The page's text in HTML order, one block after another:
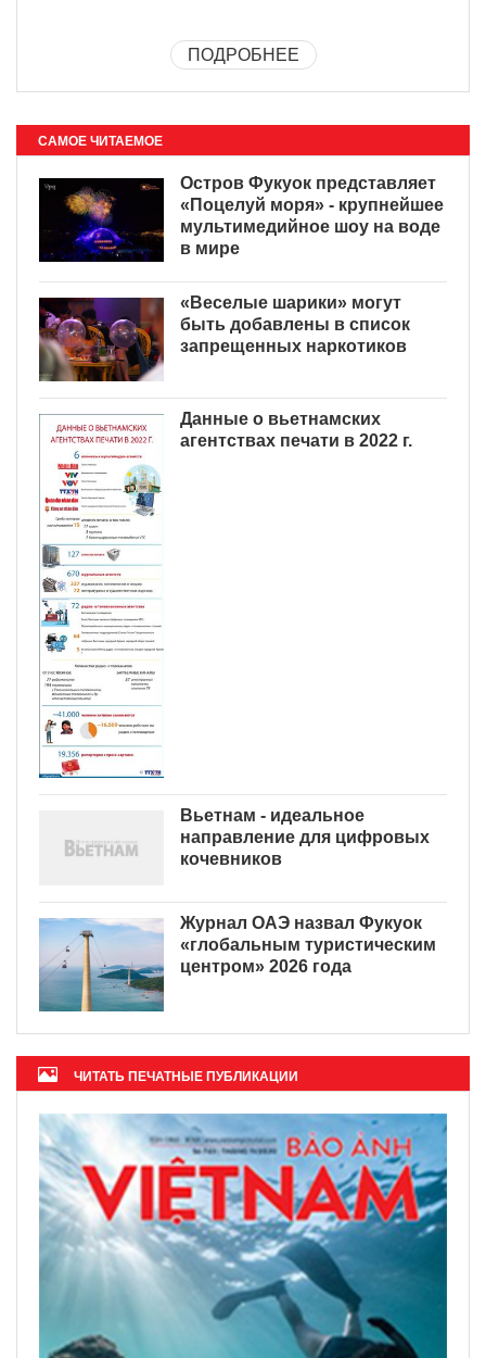
ПОДРОБНЕЕ
САМОЕ ЧИТАЕМОЕ
Остров Фукуок представляет
«Поцелуй моря» - крупнейшее
мультимедийное шоу на воде
в мире
«Веселые шарики» могут
быть добавлены в список
запрещенных наркотиков
Данные о вьетнамских
агентствах печати в 2022 г.
Вьетнам - идеальное
направление для цифровых
кочевников
Журнал ОАЭ назвал Фукуок
«глобальным туристическим
центром» 2026 года
ЧИТАТЬ ПЕЧАТНЫЕ ПУБЛИКАЦИИ